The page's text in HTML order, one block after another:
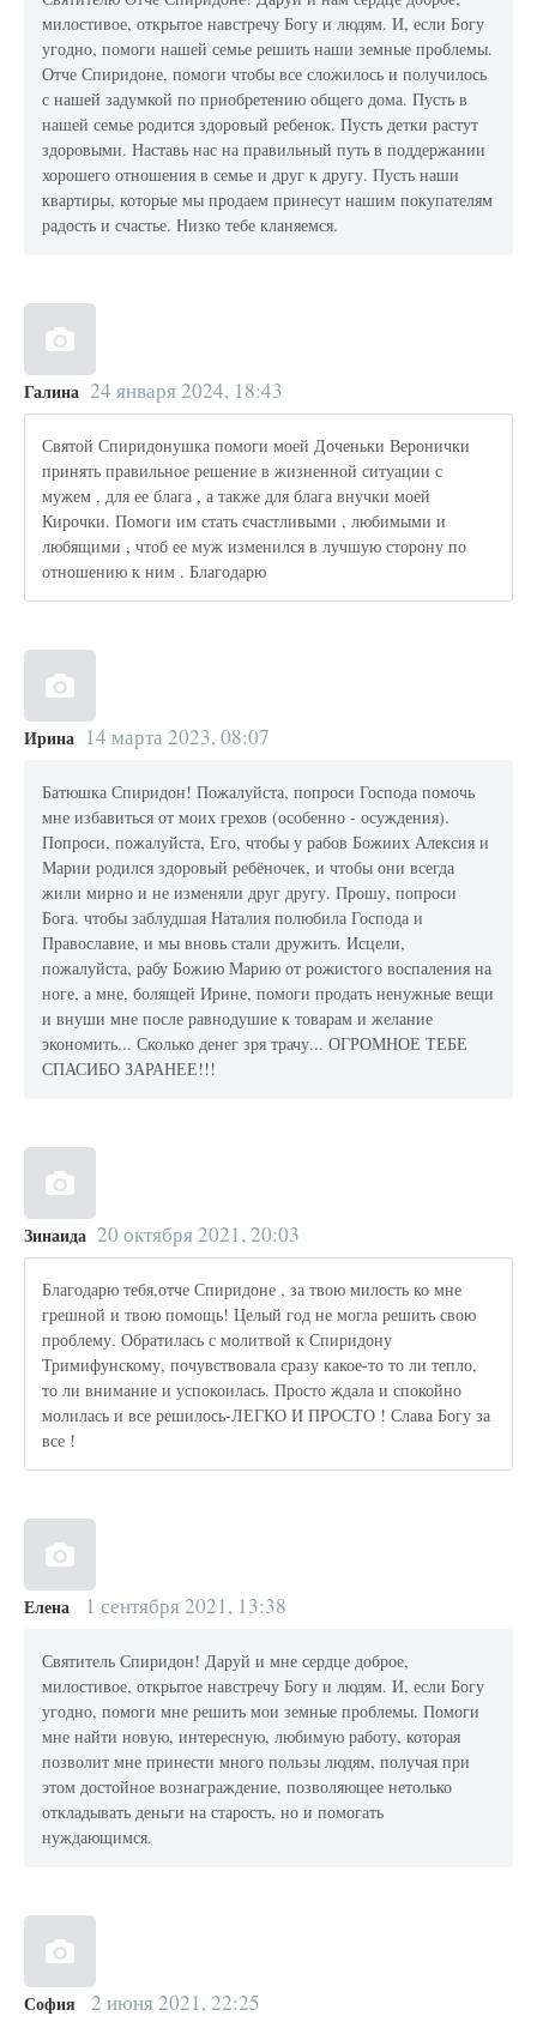
милостивое, открытое навстречу Богу и людям. И, если Богу
угодно, помоги нашей семье решить наши земные проблемы.
Отче Спиридоне, помоги чтобы все сложилось и получилось
с нашей задумкой по приобретению общего дома. Пусть в
нашей семье родится здоровый ребенок. Пусть детки растут
здоровыми. Наставь нас на правильный путь в поддержании
хорошего отношения в семье и друг к другу. Пусть наши
квартиры, которые мы продаем принесут нашим покупателям
радость и счастье. Низко тебе кланяемся.
Галина 24 января 2024, 18:43
Святой Спиридонушка помоги моей Доченьки Веронички
принять правильное решение в жизненной ситуации с
мужем , для ее блага , а также для блага внучки моей
Кирочки. Помоги им стать счастливыми , любимыми и
любящими , чтоб ее муж изменился в лучшую сторону по
отношению к ним . Благодарю
Ирина 14 марта 2023, 08:07
Батюшка Спиридон! Пожалуйста, попроси Господа помочь
мне избавиться от моих грехов (особенно - осуждения).
Попроси, пожалуйста, Его, чтобы у рабов Божиих Алексия и
Марии родился здоровый ребёночек, и чтобы они всегда
жили мирно и не изменяли друг другу. Прошу, попроси
Бога. чтобы заблудшая Наталия полюбила Господа и
Православие, и мы вновь стали дружить. Исцели,
пожалуйста, рабу Божию Марию от рожистого воспаления на
ноге, а мне, болящей Ирине, помоги продать ненужные вещи
и внуши мне после равнодушие к товарам и желание
экономить... Сколько денег зря трачу... ОГРОМНОЕ ТЕБЕ
СПАСИБО ЗАРАНЕЕ!!!
Зинаида 20 октября 2021, 20:03
Благодарю тебя,отче Спиридоне , за твою милость ко мне
грешной и твою помощь! Целый год не могла решить свою
проблему. Обратилась с молитвой к Спиридону
Тримифунскому, почувствовала сразу какое-то то ли тепло,
то ли внимание и успокоилась. Просто ждала и спокойно
молилась и все решилось-ЛЕГКО И ПРОСТО ! Слава Богу за
все !
Елена 1 сентября 2021, 13:38
Святитель Спиридон! Даруй и мне сердце доброе,
милостивое, открытое навстречу Богу и людям. И, если Богу
угодно, помоги мне решить мои земные проблемы. Помоги
мне найти новую, интересную, любимую работу, которая
позволит мне принести много пользы людям, получая при
этом достойное вознаграждение, позволяющее нетолько
откладывать деньги на старость, но и помогать
нуждающимся.
София 2 июня 2021, 22:25